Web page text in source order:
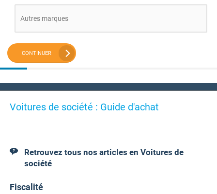
Autres marques
CONTINUER
Voitures de société : Guide d'achat
Retrouvez tous nos articles en Voitures de
société
Fiscalité